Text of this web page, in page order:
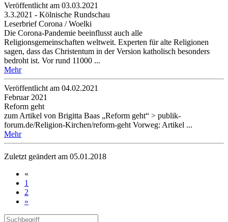
Veröffentlicht am 03­.03.2021
3.3.2021 - Kölnische Rundschau
Leserbrief Corona / Woelki
Die Corona-Pandemie beeinflusst auch alle
Religionsgemeinschaften weltweit. Experten für alte Religionen
sagen, dass das Christentum in der Version katholisch besonders
bedroht ist. Vor rund 11000 ...
Mehr
Veröffentlicht am 04­.02.2021
Februar 2021
Reform geht
zum Artikel von Brigitta Baas „Reform geht“ > publik-
forum.de/Religion-Kirchen/reform-geht Vorweg: Artikel ...
Mehr
Zuletzt geändert am 05­.01.2018
«
1
2
»